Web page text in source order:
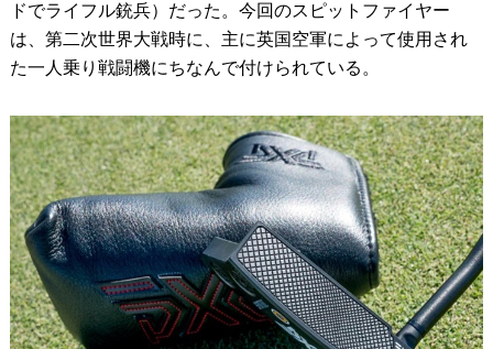
ドでライフル銃兵）だった。今回のスピットファイヤー
は、第二次世界大戦時に、主に英国空軍によって使用され
た一人乗り戦闘機にちなんで付けられている。